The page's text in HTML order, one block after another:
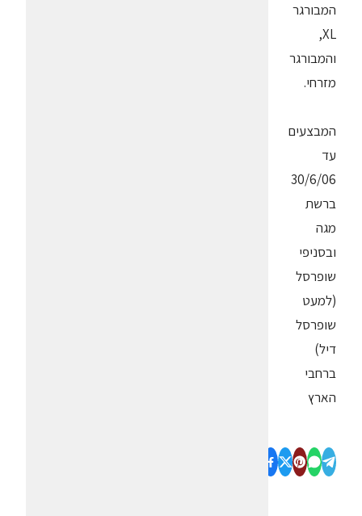
המבורגר
XL,
והמבורגר
מזרחי.
המבצעים
עד
30/6/06
ברשת
מגה
ובסניפי
שופרסל
(למעט
שופרסל
דיל)
ברחבי
הארץ